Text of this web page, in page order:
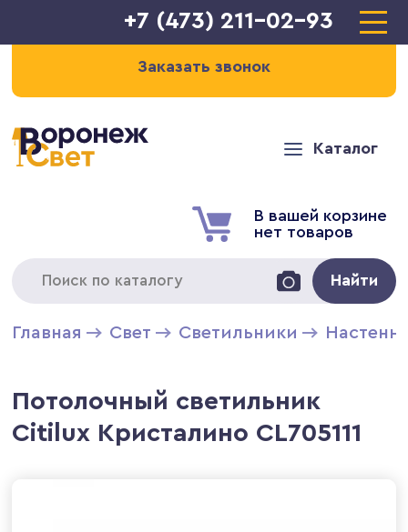
+7 (473) 211-02-93
Заказать звонок
Каталог
В вашей корзине
нет товаров
Найти
Главная Свет Светильники
Потолочный светильник
Citilux Кристалино CL705111